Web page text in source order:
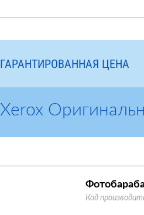
ГАРАНТИРОВАННАЯ ЦЕНА
Xerox
Код